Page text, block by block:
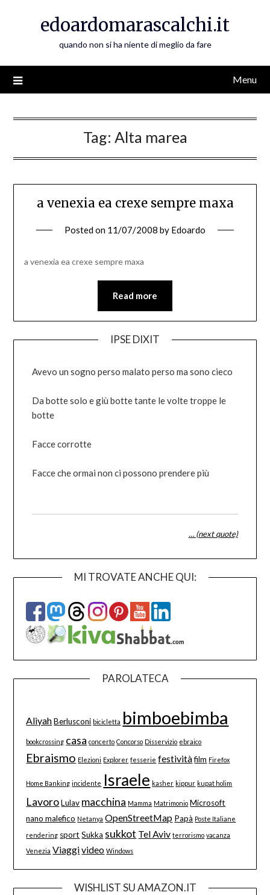
edoardomarascalchi.it
quando non si ha niente di meglio da fare
Menu
Tag: Alta marea
a venexia ea crexe sempre maxa
Posted on 11/07/2008 by Edoardo
a venexia ea crexe sempre maxa
Read more
IPSE DIXIT
Avevo un sogno perso malato perso ma sono cieco
Da botte solo e giù botte tante le volte troppe le
botte
Facce corrotte
Facce che ormai non ci possono prendere più
… (next quote)
MI TROVATE ANCHE QUI:
PAROLATECA
Aliyah Berlusconi bicicletta bimboebimba
bookcrossing casa concerto Concorso Disservizio ebraico
Ebraismo Elezioni Explorer fesserie festività film Firefox
Home Banking incidente Israele kasher kippur kupat holim
Lavoro Lulav macchina Mamma Matrimonio Microsoft
nano malefico Netanya OpenStreetMap Papà Poste Italiane
rendering sport Sukka sukkot Tel Aviv terrorismo vacanza
Venezia Viaggivideo Windows
WISHLIST SU AMAZON.IT